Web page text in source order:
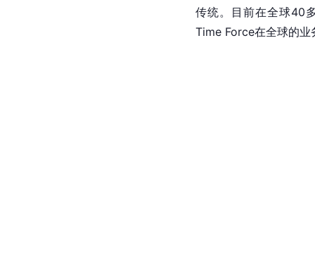
传统。目前在全球40
Time Force在全球的